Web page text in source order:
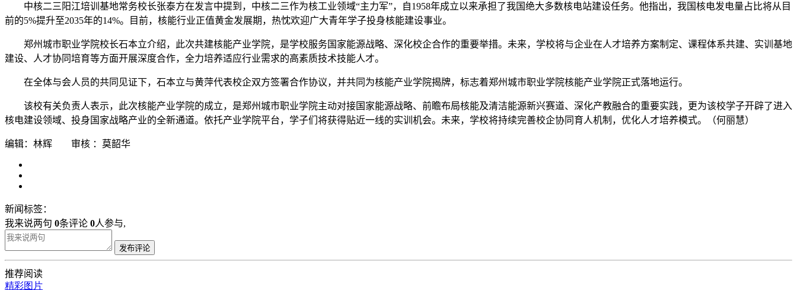
中核二三阳江培训基地常务校长张泰方在发言中提到，中核二三作为核工业领域“主力军”，自1958年成立以来承担了我国绝大多数核电站建设任务。他指出，我国核电发电量占比将从目
前的5%提升至2035年的14%。目前，核能行业正值黄金发展期，热忱欢迎广大青年学子投身核能建设事业。
郑州城市职业学院校长石本立介绍，此次共建核能产业学院，是学校服务国家能源战略、深化校企合作的重要举措。未来，学校将与企业在人才培养方案制定、课程体系共建、实训基地
建设、人才协同培育等方面开展深度合作，全力培养适应行业需求的高素质技术技能人才。
在全体与会人员的共同见证下，石本立与黄萍代表校企双方签署合作协议，并共同为核能产业学院揭牌，标志着郑州城市职业学院核能产业学院正式落地运行。
该校有关负责人表示，此次核能产业学院的成立，是郑州城市职业学院主动对接国家能源战略、前瞻布局核能及清洁能源新兴赛道、深化产教融合的重要实践，更为该校学子开辟了进入
核电建设领域、投身国家战略产业的全新通道。依托产业学院平台，学子们将获得贴近一线的实训机会。未来，学校将持续完善校企协同育人机制，优化人才培养模式。（何丽慧）
编辑：林辉 审核 ：莫韶华
新闻标签：
我来说两句 0条评论 0人参与,
发布评论
推荐阅读